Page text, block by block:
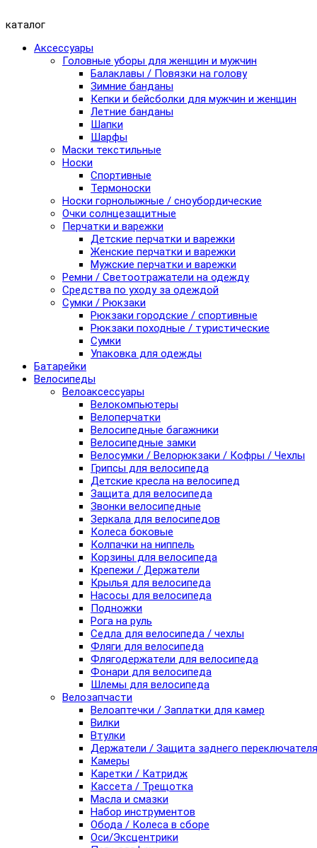
каталог
Аксессуары
Головные уборы для женщин и мужчин
Балаклавы / Повязки на голову
Зимние банданы
Кепки и бейсболки для мужчин и женщин
Летние банданы
Шапки
Шарфы
Маски текстильные
Носки
Спортивные
Термоноски
Носки горнолыжные / сноубордические
Очки солнцезащитные
Перчатки и варежки
Детские перчатки и варежки
Женские перчатки и варежки
Мужские перчатки и варежки
Ремни / Светоотражатели на одежду
Средства по уходу за одеждой
Сумки / Рюкзаки
Рюкзаки городские / спортивные
Рюкзаки походные / туристические
Сумки
Упаковка для одежды
Батарейки
Велосипеды
Велоаксессуары
Велокомпьютеры
Велоперчатки
Велосипедные багажники
Велосипедные замки
Велосумки / Велорюкзаки / Кофры / Чехлы
Грипсы для велосипеда
Детские кресла на велосипед
Защита для велосипеда
Звонки велосипедные
Зеркала для велосипедов
Колеса боковые
Колпачки на ниппель
Корзины для велосипеда
Крепежи / Держатели
Крылья для велосипеда
Насосы для велосипеда
Подножки
Рога на руль
Седла для велосипеда / чехлы
Фляги для велосипеда
Флягодержатели для велосипеда
Фонари для велосипеда
Шлемы для велосипеда
Велозапчасти
Велоаптечки / Заплатки для камер
Вилки
Втулки
Держатели / Защита заднего переключателя
Камеры
Каретки / Катридж
Кассета / Трещотка
Масла и смазки
Набор инструментов
Обода / Колеса в сборе
Оси/Эксцентрики